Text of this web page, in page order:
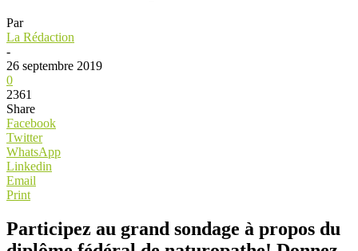
Par
La Rédaction
-
26 septembre 2019
0
2361
Share
Facebook
Twitter
WhatsApp
Linkedin
Email
Print
Participez au grand sondage à propos du